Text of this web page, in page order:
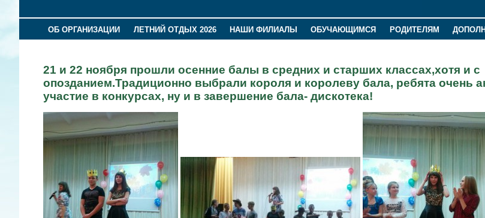
ОБ ОРГАНИЗАЦИИ ЛЕТНИЙ ОТДЫХ 2026 НАШИ ФИЛИАЛЫ ОБУЧАЮЩИМСЯ РОДИТЕЛЯМ
21 и 22 ноября прошли осенние балы в средних и старших классах,хотя и с
опозданием.Традиционно выбрали короля и королеву бала, ребята очень
участие в конкурсах, ну и в завершение бала- дискотека!